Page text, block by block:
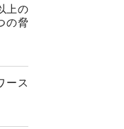
上の
の脅
ース